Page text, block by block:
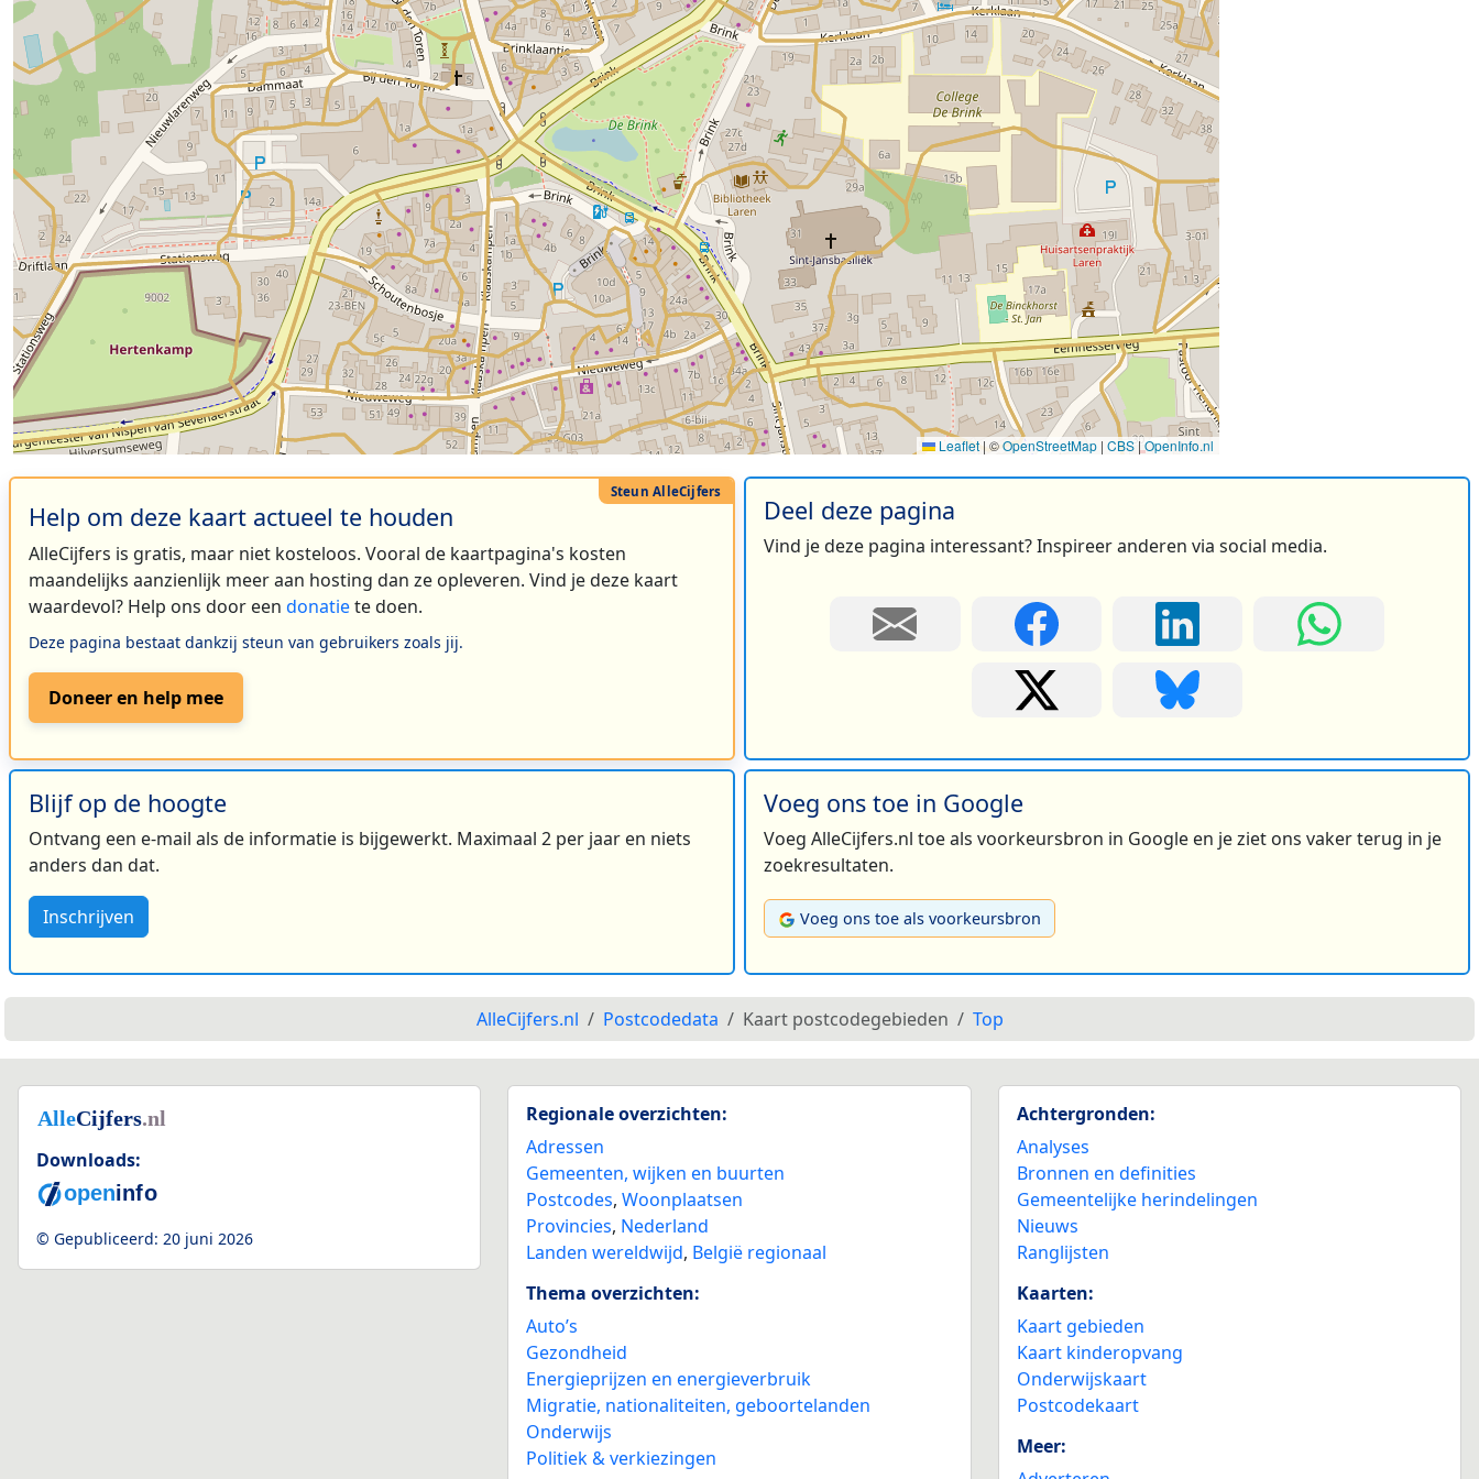
Leaflet | ©OpenStreetMap | CBS| OpenInfo.nl
Help om deze kaart actueel te houden
AlleCijfers is gratis, maar niet kosteloos. Vooral de kaartpagina's kosten
maandelijks aanzienlijk meer aan hosting dan ze opleveren. Vind je deze kaart
waardevol? Help ons door een donatiete doen.
Deze pagina bestaat dankzij steun van gebruikers zoals jij.
Doneer en help mee
Deel deze pagina
Vind je deze pagina interessant? Inspireer anderen via social media.
Blijf op de hoogte
Ontvang een e-mail als de informatie is bijgewerkt. Maximaal 2 per jaar en niets
anders dan dat.
Inschrijven
Voeg ons toe in Google
Voeg AlleCijfers.nl toe als voorkeursbron in Google en je ziet ons vaker terug in je
zoekresultaten.
Voeg ons toe als voorkeursbron
AlleCijfers.nl Postcodedata Kaart postcodegebieden Top
Downloads:
© Gepubliceerd: 20 juni 2026
Regionale overzichten:
Adressen
Gemeenten, wijken en buurten
Postcodes,Woonplaatsen
Provincies, Nederland
Landen wereldwijd, België regionaal
Thema overzichten:
Auto’s
Gezondheid
Energieprijzen en energieverbruik
Migratie, nationaliteiten, geboortelanden
Onderwijs
Politiek & verkiezingen
Achtergronden:
Analyses
Bronnen en definities
Gemeentelijke herindelingen
Nieuws
Ranglijsten
Kaarten:
Kaart gebieden
Kaart kinderopvang
Onderwijskaart
Postcodekaart
Meer: